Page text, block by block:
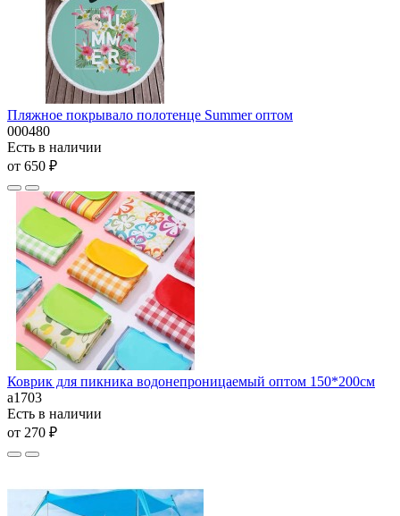
Пляжное покрывало полотенце Summer оптом
000480
Есть в наличии
от 650 ₽
Коврик для пикника водонепроницаемый оптом 150*200см
а1703
Есть в наличии
от 270 ₽